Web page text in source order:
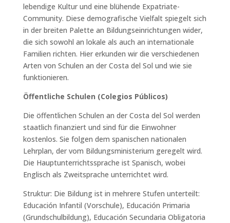
lebendige Kultur und eine blühende Expatriate-
Community. Diese demografische Vielfalt spiegelt sich
in der breiten Palette an Bildungseinrichtungen wider,
die sich sowohl an lokale als auch an internationale
Familien richten. Hier erkunden wir die verschiedenen
Arten von Schulen an der Costa del Sol und wie sie
funktionieren.
Öffentliche Schulen (Colegios Públicos)
Die öffentlichen Schulen an der Costa del Sol werden
staatlich finanziert und sind für die Einwohner
kostenlos. Sie folgen dem spanischen nationalen
Lehrplan, der vom Bildungsministerium geregelt wird.
Die Hauptunterrichtssprache ist Spanisch, wobei
Englisch als Zweitsprache unterrichtet wird.
Struktur: Die Bildung ist in mehrere Stufen unterteilt:
Educación Infantil (Vorschule), Educación Primaria
(Grundschulbildung), Educación Secundaria Obligatoria